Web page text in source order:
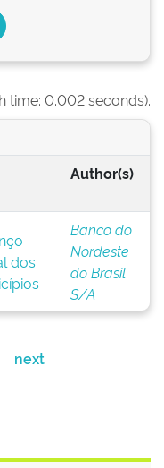
time: 0.002 seconds).
Author(s)
dos
Banco do
Nordeste
do Brasil
S/A
next